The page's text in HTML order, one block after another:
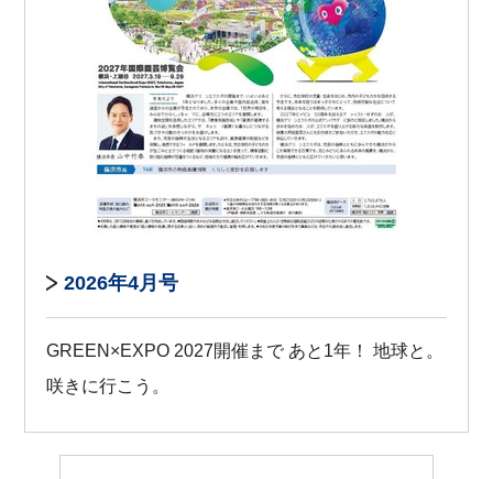
2026年4月号
GREEN×EXPO 2027開催まで あと1年！ 地球と。
咲きに行こう。